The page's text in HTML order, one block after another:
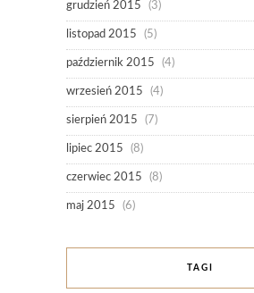
grudzień 2015 (3)
listopad 2015 (5)
październik 2015 (4)
wrzesień 2015 (4)
sierpień 2015 (7)
lipiec 2015 (8)
czerwiec 2015 (8)
maj 2015 (6)
TAGI